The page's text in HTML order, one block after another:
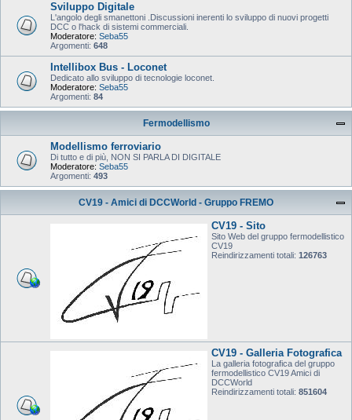
Sviluppo Digitale
L'angolo degli smanettoni .Discussioni inerenti lo sviluppo di nuovi progetti
DCC o l'hack di sistemi commerciali.
Moderatore: Seba55
Argomenti: 648
Intellibox Bus - Loconet
Dedicato allo sviluppo di tecnologie loconet.
Moderatore: Seba55
Argomenti: 84
Fermodellismo
Modellismo ferroviario
Di tutto e di più, NON SI PARLA DI DIGITALE
Moderatore: Seba55
Argomenti: 493
CV19 - Amici di DCCWorld - Gruppo FREMO
CV19 - Sito
Sito Web del gruppo fermodellistico
CV19
Reindirizzamenti totali: 126763
CV19 - Galleria Fotografica
La galleria fotografica del gruppo
fermodellistico CV19 Amici di
DCCWorld
Reindirizzamenti totali: 851604